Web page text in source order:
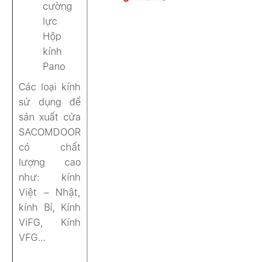
cường
lực
Hộp
kính
Pano
Các loại kính
sử dụng để
sản xuất cửa
SACOMDOOR
có chất
lượng cao
như: kính
Việt – Nhật,
kính Bỉ, Kính
ViFG, Kính
VFG…